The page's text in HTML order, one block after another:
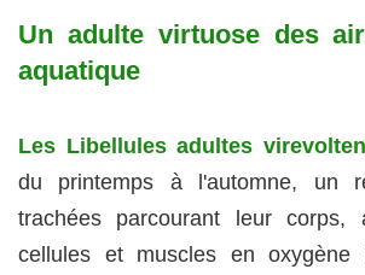
Un adulte virtuose des
aquatique
Les Libellules adultes
du printemps à l'automne, un
trachées parcourant leur corps,
cellules et muscles en oxygène